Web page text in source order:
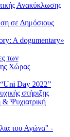
Ανακύκλωσης
σε Δημόσιους
A dogumentary»
των
Χώρας
“Uni Day 2022”
στήριξης
Ψυχιατρική
του Αγώνα" -